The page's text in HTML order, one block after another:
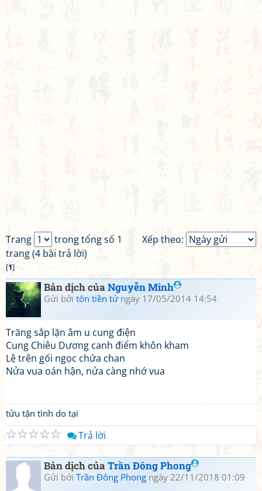
Xếp theo:
Trang
trong tổng số 1
trang (4 bài trả lời)
[1]
Bản dịch củaNguyễn Minh
Gửi bởi tôn tiền tửngày 17/05/2014 14:54
Trăng sắp lặn âm u cung điện
Cung Chiêu Dương canh điểm khôn kham
Lệ trên gối ngọc chứa chan
Nửa vua oán hận, nửa càng nhớ vua
tửu tận tình do tại
☆
☆
☆
☆
☆ Trả lời
Bản dịch củaTrần Đông Phong
Gửi bởi Trần Đông Phong ngày 22/11/2018 01:09